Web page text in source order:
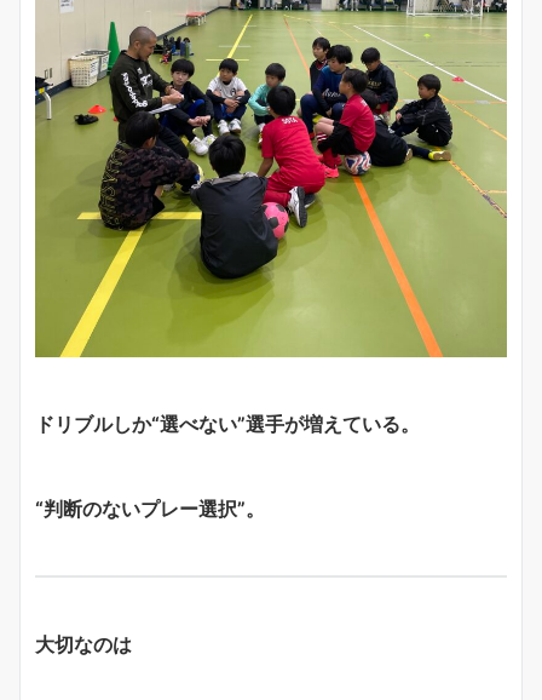
ドリブルしか“選べない”選手が増えている。
“判断のないプレー選択”。
大切なのは